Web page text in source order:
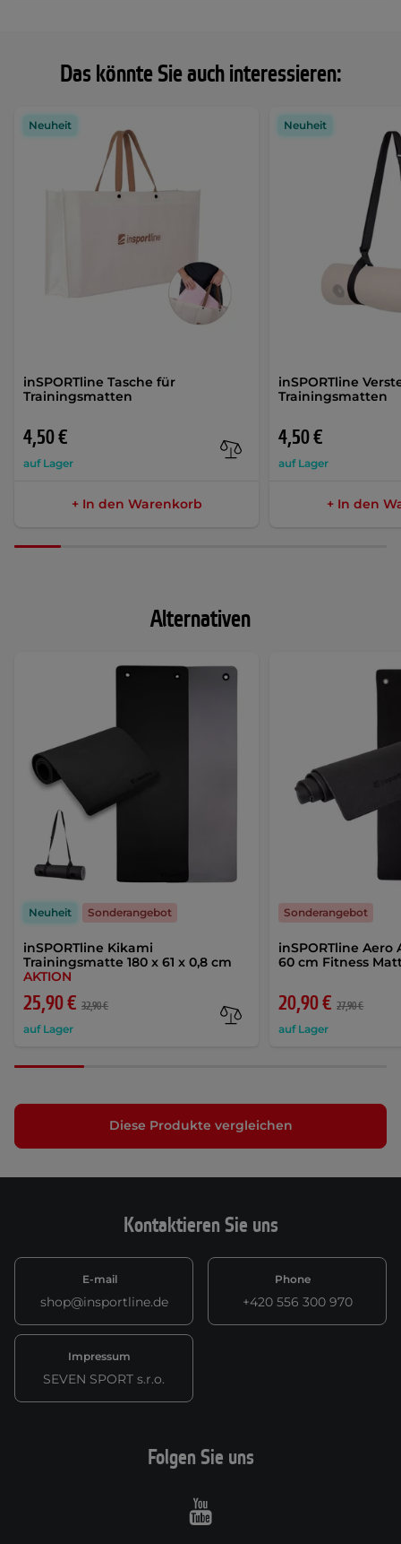
Das könnte Sie auch interessieren:
inSPORTline Tasche für
Trainingsmatten
4,50 €
auf Lager
Neuheit
+ In den Warenkorb
inSPORTline
Trainingsmatten
4,50 €
auf Lager
Neuheit
+ In den
Alternativen
inSPORTline Kikami
Trainingsmatte 180 x 61 x 0,8 cm
AKTION
25,90 € 32,90 €
auf Lager
Neuheit Sonderangebot
inSPORTline Aero
60 cm Fitness
20,90 € 27,90 €
auf Lager
Sonderangebot
Diese Produkte vergleichen
Kontaktieren Sie uns
E-mail
shop@insportline.de
Phone
+420 556 300 970
Impressum
SEVEN SPORT s.r.o.
Folgen Sie uns
Youtube